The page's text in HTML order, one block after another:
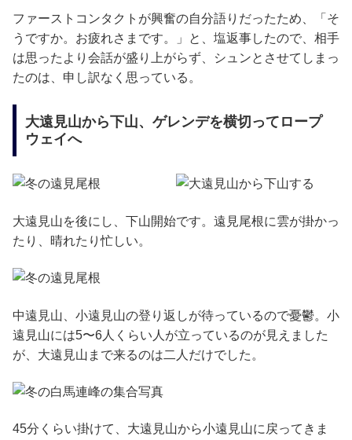
ファーストコンタクトが興奮の自分語りだったため、「そ
うですか。お疲れさまです。」と、塩返事したので、相手
は思ったより会話が盛り上がらず、シュンとさせてしまっ
たのは、申し訳なく思っている。
大遠見山から下山、ゲレンデを横切ってロープ
ウェイへ
大遠見山を後にし、下山開始です。遠見尾根に雲が掛かっ
たり、晴れたり忙しい。
中遠見山、小遠見山の登り返しが待っているので憂鬱。小
遠見山には5〜6人くらい人が立っているのが見えました
が、大遠見山まで来るのは二人だけでした。
45分くらい掛けて、大遠見山から小遠見山に戻ってきま